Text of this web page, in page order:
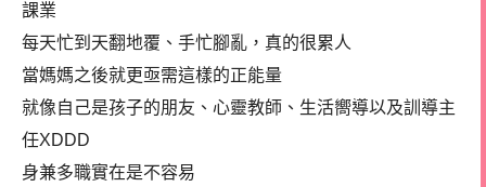
課業
每天忙到天翻地覆、手忙腳亂，真的很累人
當媽媽之後就更亟需這樣的正能量
就像自己是孩子的朋友、心靈教師、生活嚮導以及訓導主
任XDDD
身兼多職實在是不容易